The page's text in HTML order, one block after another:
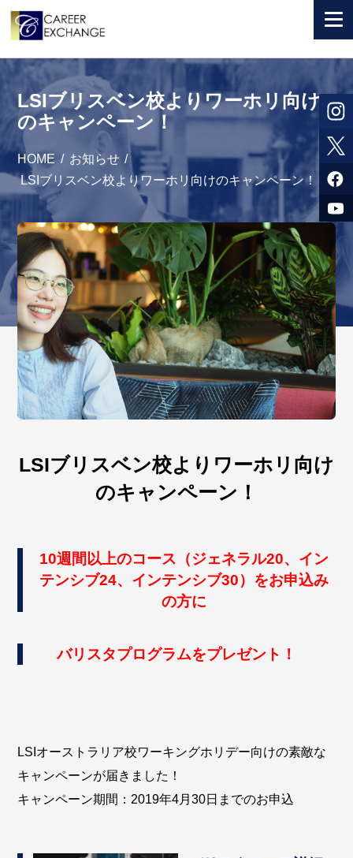
+ 国から選ぶ
+ 目的から選ぶ
求人検索
参加者体験談
よくある質問
+ お申込のご案内
+ 会社情報
カウンセラー募集
LSIブリスベン校よりワーホリ向け
のキャンペーン！
HOME / お知らせ /
LSIブリスベン校よりワーホリ向けのキャンペーン！
LSIブリスベン校よりワーホリ向け
のキャンペーン！
10週間以上のコース（ジェネラル20、イン
テンシブ24、インテンシブ30）をお申込み
の方に
バリスタプログラムをプレゼント！
LSIオーストラリア校ワーキングホリデー向けの素敵な
キャンペーンが届きました！
キャンペーン期間：2019年4月30日までのお申込